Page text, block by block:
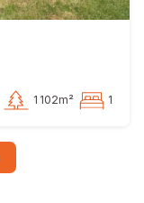
1 102m² 1